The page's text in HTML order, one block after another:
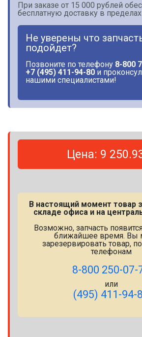
При заказе от 15 000 рублей
бесплатную доставку в
Не уверены что
подойдет?
Позвоните по телефону 8-800
+7 (495) 411-94-80 и
нашими специалистами!
Цена: 9
В настоящий момент товар
складе офиса и на
Возможно, запчасть
ближайшее время. Вы
зарезервировать товар,
телефонам
8-800 250-07-
или
(495) 411-94-